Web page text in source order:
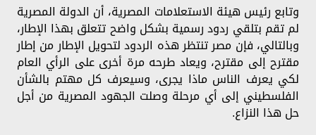
وتابع رئيس هيئة الاستعلامات المصرية، أن الدولة المصرية
لم تقم بتلقي ردود رسمية بشكل واضح تتعلق بهذا الإطار،
وبالتالي، فإن مصر تنتظر هذه الردود لتحويل الإطار من إطار
مقترح إلى مقترح، ويعاد طرحه مرة أخرى على الرأي العام
لكي يعرف الناس ماذا يجرى، وسيعرف كل مهتم بالشأن
الفلسطيني إلى أي مرحلة وصلت الجهود المصرية من أجل
حل هذا النزاع.